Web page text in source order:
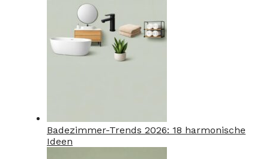
Badezimmer-Trends 2026: 18 harmonische
Ideen